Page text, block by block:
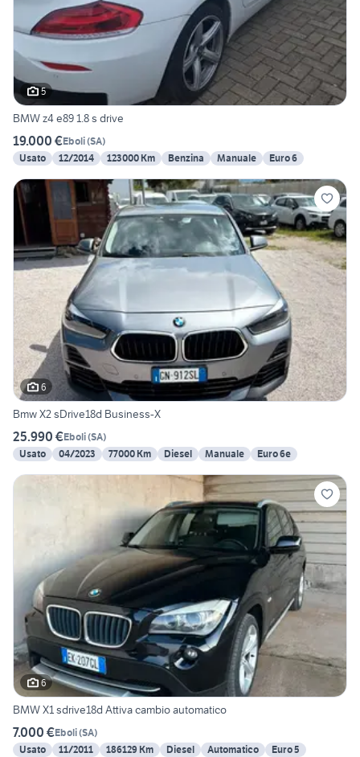
5
BMW z4 e89 1.8 s drive
19.000 €Eboli(SA)
Usato
12/2014 123000 Km Benzina Manuale Euro 6
6
Bmw X2 sDrive18d Business-X
25.990 €Eboli(SA)
Usato
04/2023 77000 Km Diesel Manuale Euro 6e
6
BMW X1 sdrive18d Attiva cambio automatico
7.000 €Eboli(SA)
Usato
11/2011 186129 Km Diesel Automatico Euro 5